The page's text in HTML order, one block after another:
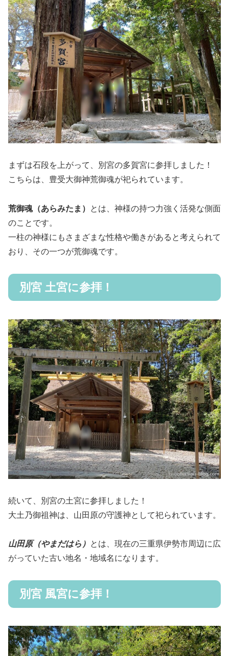
まずは石段を上がって、別宮の多賀宮に参拝しました！
こちらは、豊受大御神荒御魂が祀られています。
荒御魂（あらみたま）
とは、神様の持つ力強く活発な側面
のことです。
一柱の神様にもさまざまな性格や働きがあると考えられて
おり、その一つが荒御魂です。
別宮 土宮に参拝！
続いて、別宮の土宮に参拝しました！
大土乃御祖神は、山田原の守護神として祀られています。
山田原（やまだはら） とは、現在の三重県伊勢市周辺に広
がっていた古い地名・地域名になります。
別宮 風宮に参拝！